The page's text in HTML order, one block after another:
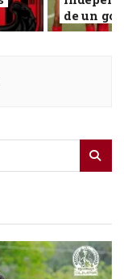
de un